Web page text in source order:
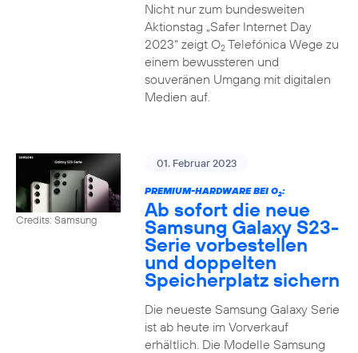
Nicht nur zum bundesweiten
Aktionstag „Safer Internet Day
2023“ zeigt O2Telefónica Wege zu
einem bewussteren und
souveränen Umgang mit digitalen
Medien auf.
Credits: Samsung
01. Februar 2023
PREMIUM-HARDWARE BEI O2:
Ab sofort die neue
Samsung Galaxy S23-
Serie vorbestellen
und doppelten
Speicherplatz sichern
Die neueste Samsung Galaxy Serie
ist ab heute im Vorverkauf
erhältlich. Die Modelle Samsung